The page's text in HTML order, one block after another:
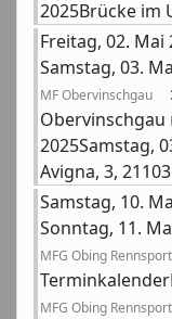
2025Brücke im
Freitag, 02. Mai
Samstag, 03.
MF Obervinschgau
Obervinschgau
2025Samstag,
Avigna, 3,
Samstag, 10.
Sonntag, 11.
MFG Obing
MFG Obing